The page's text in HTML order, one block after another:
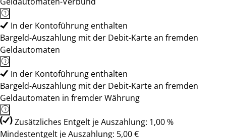
In der Kontoführung enthalten
Bargeld-Auszahlung mit der Debit-Karte an fremden
Geldautomaten
In der Kontoführung enthalten
Bargeld-Auszahlung mit der Debit-Karte an fremden
Geldautomaten in fremder Währung
Zusätzliches Entgelt je Auszahlung: 1,00 %
Mindestentgelt je Auszahlung: 5,00 €